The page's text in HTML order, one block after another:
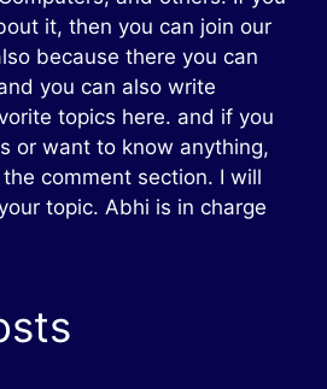
it, then you can join our
because there you can
you can also write
topics here. and if you
or want to know anything,
comment section. I will
topic. Abhi is in charge